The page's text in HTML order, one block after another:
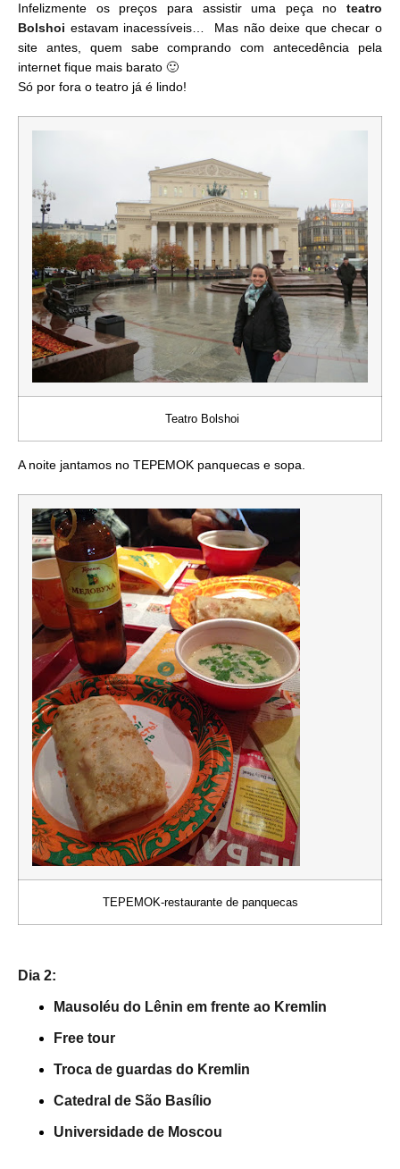
Infelizmente os preços para assistir uma peça no teatro
Bolshoi estavam inacessíveis… Mas não deixe que checar o
site antes, quem sabe comprando com antecedência pela
internet fique mais barato 🙂
Só por fora o teatro já é lindo!
Teatro Bolshoi
A noite jantamos no TEPEMOK panquecas e sopa.
TEPEMOK-restaurante de panquecas
Dia 2:
Mausoléu do Lênin em frente ao Kremlin
Free tour
Troca de guardas do Kremlin
Catedral de São Basílio
Universidade de Moscou